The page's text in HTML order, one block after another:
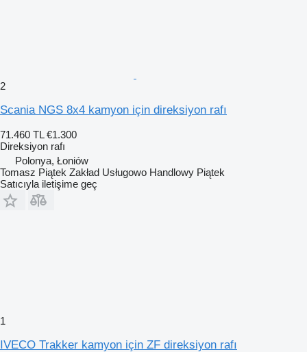
2
Scania NGS 8x4 kamyon için direksiyon rafı
71.460 TL €1.300
Direksiyon rafı
Polonya, Łoniów
Tomasz Piątek Zakład Usługowo Handlowy Piątek
Satıcıyla iletişime geç
1
IVECO Trakker kamyon için ZF direksiyon rafı